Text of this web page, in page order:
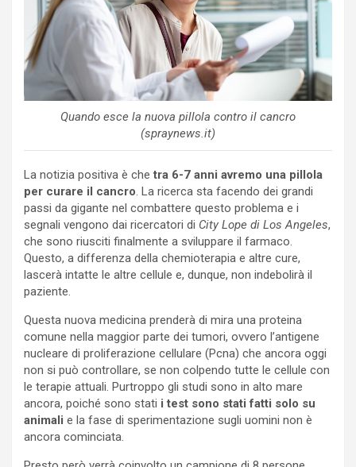
Quando esce la nuova pillola contro il cancro
(spraynews.it)
La notizia positiva è chetra 6-7 anni avremo una pillola
per curare il cancro. La ricerca sta facendo dei grandi
passi da gigante nel combattere questo problema e i
segnali vengono dai ricercatori di City Lope di Los Angeles,
che sono riusciti finalmente a sviluppare il farmaco.
Questo, a differenza della chemioterapia e altre cure,
lascerà intatte le altre cellule e, dunque, non indebolirà il
paziente.
Questa nuova medicina prenderà di mira una proteina
comune nella maggior parte dei tumori, ovvero l’antigene
nucleare di proliferazione cellulare (Pcna) che ancora oggi
non si può controllare, se non colpendo tutte le cellule con
le terapie attuali. Purtroppo gli studi sono in alto mare
ancora, poiché sono stati i test sono stati fatti solo su
animali e la fase di sperimentazione sugli uomini non è
ancora cominciata.